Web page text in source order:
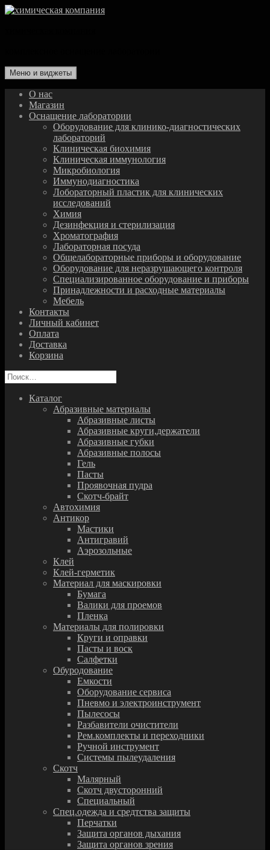
Перейти
Меню и виджеты
О нас
Магазин
Оснащение лаборатории
Оборудование для клинико-диагностических
лабораторий
Клиническая биохимия
Клиническая иммунология
Микробиология
Иммунодиагностика
Лобораторный пластик для клинических
исследований
Химия
Дезинфекция и стерилизация
Хроматография
Лабораторная посуда
Общелабораторные приборы и оборудование
Оборудование для неразрушающего контроля
Специализированное оборудование и приборы
Принадлежности и расходные материалы
Мебель
Контакты
Личный кабинет
Оплата
Доставка
Корзина
Найти:
Каталог
Абразивные материалы
Абразивные листы
Абразивные круги,держатели
Абразивные губки
Абразивные полосы
Гель
Пасты
Проявочная пудра
Скотч-брайт
Автохимия
Антикор
Мастики
Антигравий
Аэрозольные
Клей
Клей-герметик
Материал для маскировки
Бумага
Валики для проемов
Пленка
Материалы для полировки
Круги и оправки
Пасты и воск
Салфетки
Обуродование
Емкости
Оборудование сервиса
Пневмо и электроинструмент
Пылесосы
Разбавители очистители
Рем.комплекты и переходники
Ручной инструмент
Системы пылеудаления
Скотч
Малярный
Скотч двусторонний
Специальный
Спец.одежда и средтства защиты
Перчатки
Защита органов дыхания
Защита органов зрения